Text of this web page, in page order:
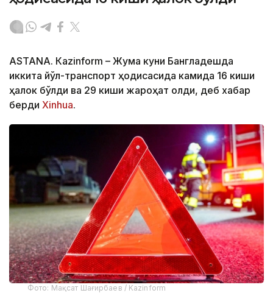
ASTANА. Кazinform – Жума куни Бангладешда
иккита йўл-транспорт ҳодисасида камида 16 киши
ҳалок бўлди ва 29 киши жароҳат олди, деб хабар
берди Xinhua.
Фото: Мақсат Шағирбаев / Kazinform